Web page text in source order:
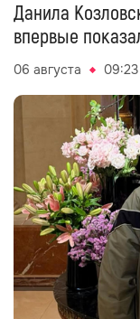
Данила
впервые
06 августа 09:23